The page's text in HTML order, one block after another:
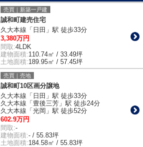
売買｜新築一戸建
誠和町建売住宅
久大本線「日田」駅 徒歩33分
3,380万円
間取:4LDK
建物面積:110.74㎡ / 33.49坪
土地面積:189.95㎡ / 57.45坪
売買｜売地
誠和町10区画分譲地
久大本線「日田」駅 徒歩33分
久大本線「豊後三芳」駅 徒歩24分
久大本線「光岡」駅 徒歩52分
602.9万円
間取:-
建物面積:- / 55.83坪
土地面積:184.58㎡ / 55.83坪